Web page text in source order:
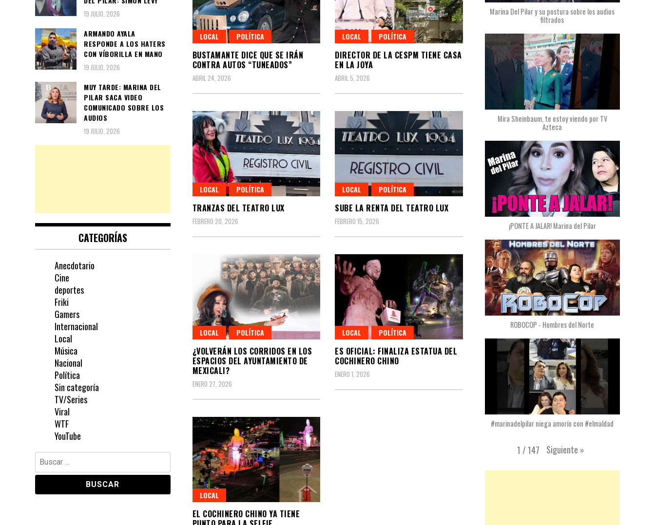
LOCAL POLÍTICA
BUSTAMANTE DICE QUE SE IRÁN
CONTRA AUTOS “TUNEADOS”
ABRIL 24, 2026
LOCAL POLÍTICA
DIRECTOR DE LA CESPM TIENE CASA
EN LA JOYA
ABRIL 5, 2026
LOCAL POLÍTICA
TRANZAS DEL TEATRO LUX
FEBRERO 20, 2026
LOCAL POLÍTICA
SUBE LA RENTA DEL TEATRO LUX
FEBRERO 15, 2026
LOCAL POLÍTICA
¿VOLVERÁN LOS CORRIDOS EN LOS
ESPACIOS DEL AYUNTAMIENTO DE
MEXICALI?
ENERO 27, 2026
LOCAL POLÍTICA
ES OFICIAL: FINALIZA ESTATUA DEL
COCHINERO CHINO
ENERO 1, 2026
LOCAL
EL COCHINERO CHINO YA TIENE
19 JULIO, 2026
ARMANDO AYALA
RESPONDE A LOS HATERS
CON VÍBORILLA EN MANO
19 JULIO, 2026
MUY TARDE: MARINA DEL
PILAR SACA VIDEO
COMUNICADO SOBRE LOS
AUDIOS
19 JULIO, 2026
CATEGORÍAS
Anecdotario
Cine
deportes
Friki
Gamers
Internacional
Local
Música
Nacional
Política
Sin categoría
TV/Series
Viral
WTF
YouTube
Buscar:
Marina Del Pilar y su postura sobre los audios
filtrados
Mira Sheinbaum, te estoy viendo por TV
Azteca
¡PONTE A JALAR! Marina del Pilar
ROBOCOP - Hombres del Norte
#marinadelpilar niega amorío con #elmaldad
1 / 147 Siguiente »